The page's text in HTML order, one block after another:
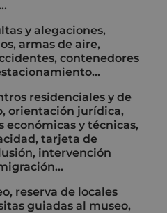
y alegaciones,
armas de aire,
contenedores
residenciales y de
orientación jurídica,
económicas y técnicas,
tarjeta de
intervención
reserva de locales
guiadas al museo,